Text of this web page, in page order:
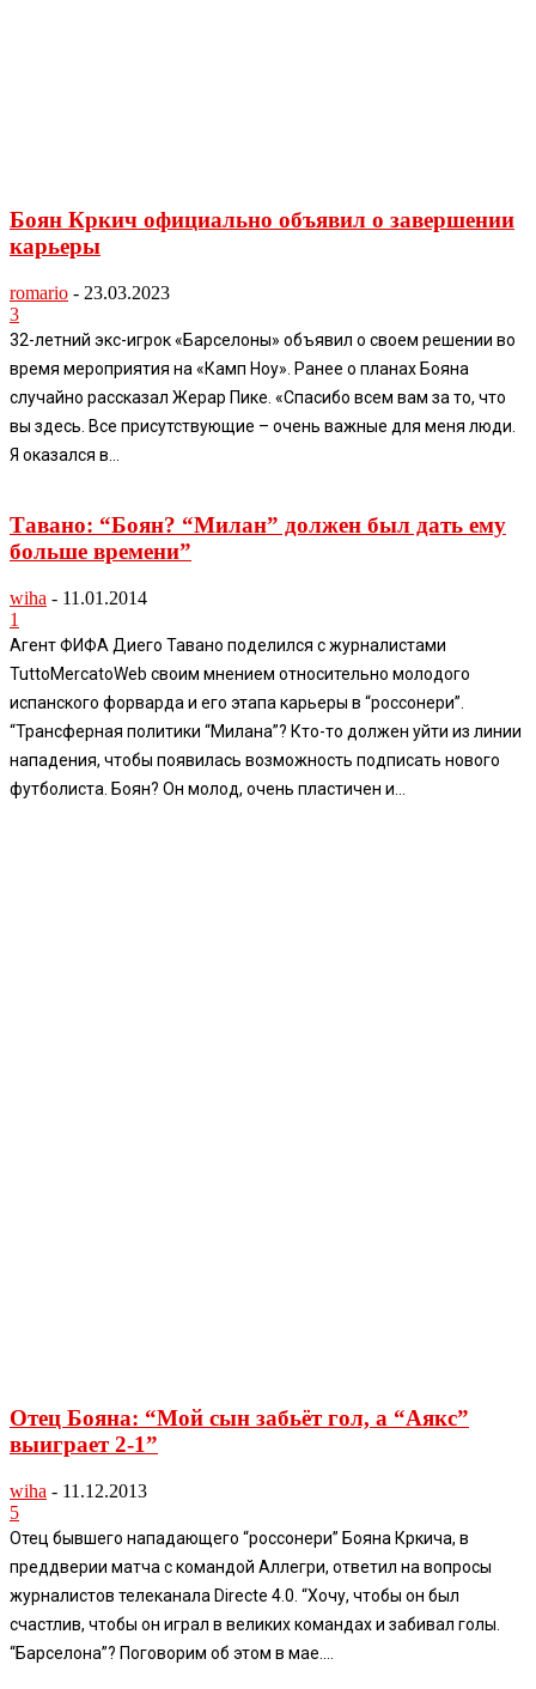
Боян Кркич официально объявил о завершении
карьеры
romario - 23.03.2023
3
32-летний экс-игрок «Барселоны» объявил о своем решении во
время мероприятия на «Камп Ноу». Ранее о планах Бояна
случайно рассказал Жерар Пике. «Спасибо всем вам за то, что
вы здесь. Все присутствующие – очень важные для меня люди.
Я оказался в...
Тавано: “Боян? “Милан” должен был дать ему
больше времени”
wiha - 11.01.2014
1
Агент ФИФА Диего Тавано поделился с журналистами
TuttoMercatoWeb своим мнением относительно молодого
испанского форварда и его этапа карьеры в “россонери”.
“Трансферная политики “Милана”? Кто-то должен уйти из линии
нападения, чтобы появилась возможность подписать нового
футболиста. Боян? Он молод, очень пластичен и...
Отец Бояна: “Мой сын забьёт гол, а “Аякс”
выиграет 2-1”
wiha - 11.12.2013
5
Отец бывшего нападающего “россонери” Бояна Кркича, в
преддверии матча с командой Аллегри, ответил на вопросы
журналистов телеканала Directe 4.0. “Хочу, чтобы он был
счастлив, чтобы он играл в великих командах и забивал голы.
“Барселона”? Поговорим об этом в мае....